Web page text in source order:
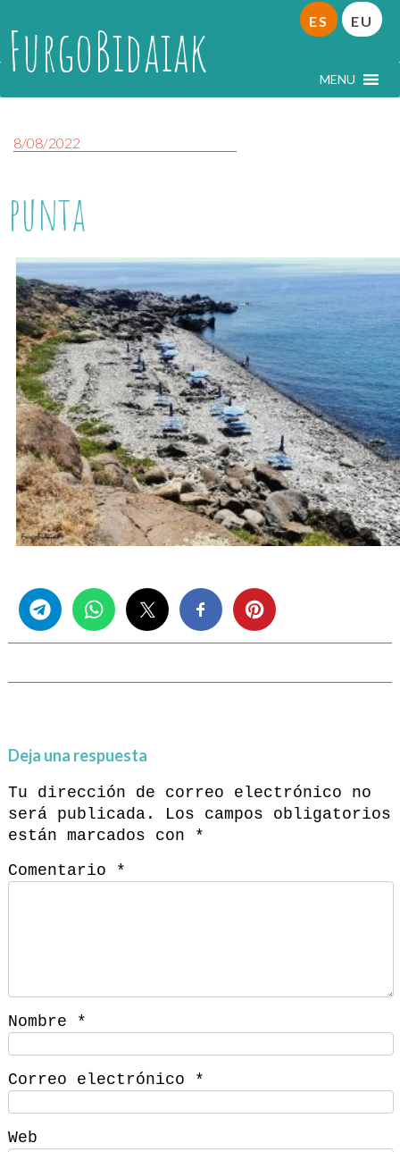
FurgoBidaiak MENU
ES EU
8/08/2022
punta
Deja una respuesta
Tu dirección de correo electrónico no
será publicada.
Los campos obligatorios
están marcados con
*
Comentario
*
Nombre *
Correo electrónico *
Web